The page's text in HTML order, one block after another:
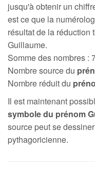
jusqu'à obtenir un
est ce que la
résultat de la réduction
Guillaume.
Somme des nombres :
Nombre source du
Nombre réduit du
Il est maintenant
symbole du prénom
source peut se
pythagoricienne.